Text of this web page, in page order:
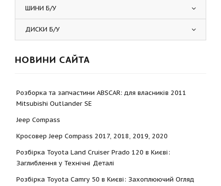
ШИНИ Б/У
ДИСКИ Б/У
НОВИНИ САЙТА
Розборка та запчастини ABSCAR: для власників 2011
Mitsubishi Outlander SE
Jeep Compass
Кросовер Jeep Compass 2017, 2018, 2019, 2020
Розбірка Toyota Land Cruiser Prado 120 в Києві:
Заглиблення у Технічні Деталі
Розбірка Toyota Camry 50 в Києві: Захоплюючий Огляд